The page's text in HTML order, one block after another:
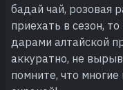
бадай чай, розовая
приехать в сезон,
дарами алтайской
аккуратно, не
помните, что